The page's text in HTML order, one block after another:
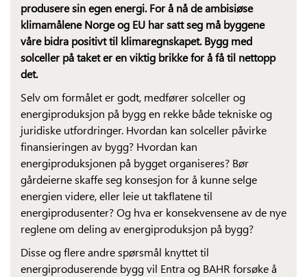
produsere sin egen energi. For å nå de ambisiøse
klimamålene Norge og EU har satt seg må byggene
våre bidra positivt til klimaregnskapet. Bygg med
solceller på taket er en viktig brikke for å få til nettopp
det.
Selv om formålet er godt, medfører solceller og
energiproduksjon på bygg en rekke både tekniske og
juridiske utfordringer. Hvordan kan solceller påvirke
finansieringen av bygg? Hvordan kan
energiproduksjonen på bygget organiseres? Bør
gårdeierne skaffe seg konsesjon for å kunne selge
energien videre, eller leie ut takflatene til
energiprodusenter? Og hva er konsekvensene av de nye
reglene om deling av energiproduksjon på bygg?
Disse og flere andre spørsmål knyttet til
energiproduserende bygg vil Entra og BAHR forsøke å